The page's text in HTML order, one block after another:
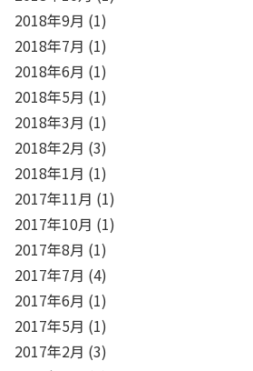
2018年9月 (1)
2018年7月 (1)
2018年6月 (1)
2018年5月 (1)
2018年3月 (1)
2018年2月 (3)
2018年1月 (1)
2017年11月 (1)
2017年10月 (1)
2017年8月 (1)
2017年7月 (4)
2017年6月 (1)
2017年5月 (1)
2017年2月 (3)